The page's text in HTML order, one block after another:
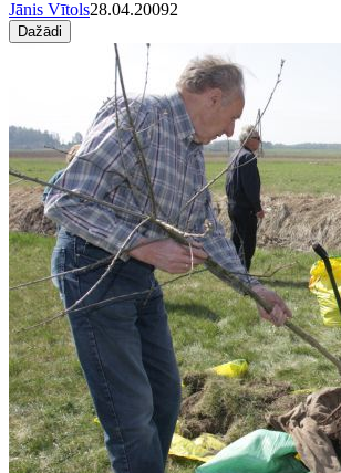
Jānis Vītols28.04.20092
Dažādi